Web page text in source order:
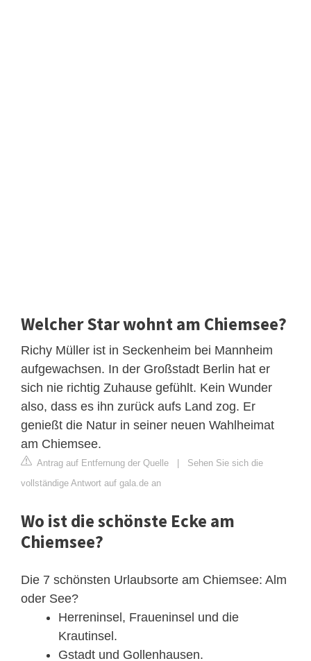
Welcher Star wohnt am Chiemsee?
Richy Müller ist in Seckenheim bei Mannheim
aufgewachsen. In der Großstadt Berlin hat er
sich nie richtig Zuhause gefühlt. Kein Wunder
also, dass es ihn zurück aufs Land zog. Er
genießt die Natur in seiner neuen Wahlheimat
am Chiemsee.
Antrag auf Entfernung der Quelle | Sehen Sie sich die
vollständige Antwort auf gala.de an
Wo ist die schönste Ecke am
Chiemsee?
Die 7 schönsten Urlaubsorte am Chiemsee: Alm
oder See?
Herreninsel, Fraueninsel und die
Krautinsel.
Gstadt und Gollenhausen.